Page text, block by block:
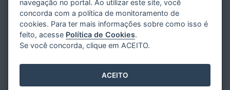
navegação no portal. Ao utilizar este site, você
concorda com a política de monitoramento de
cookies. Para ter mais informações sobre como isso é
feito, acesse Política de Cookies.
Se você concorda, clique em ACEITO.
ACEITO